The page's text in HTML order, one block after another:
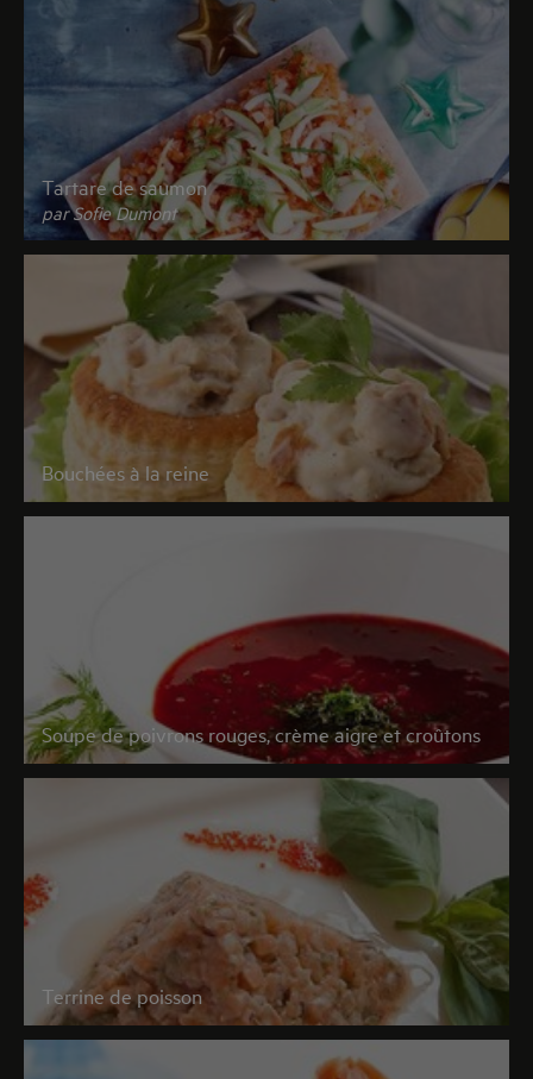
Tartare de saumon
par Sofie Dumont
Bouchées à la reine
Soupe de poivrons rouges, crème aigre et croûtons
Terrine de poisson